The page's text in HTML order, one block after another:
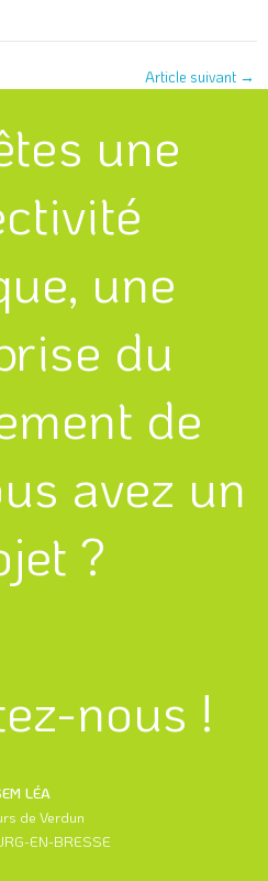
Article suivant →
une
une
du
de
avez un
?
nous !
LÉA
de Verdun
EN-BRESSE